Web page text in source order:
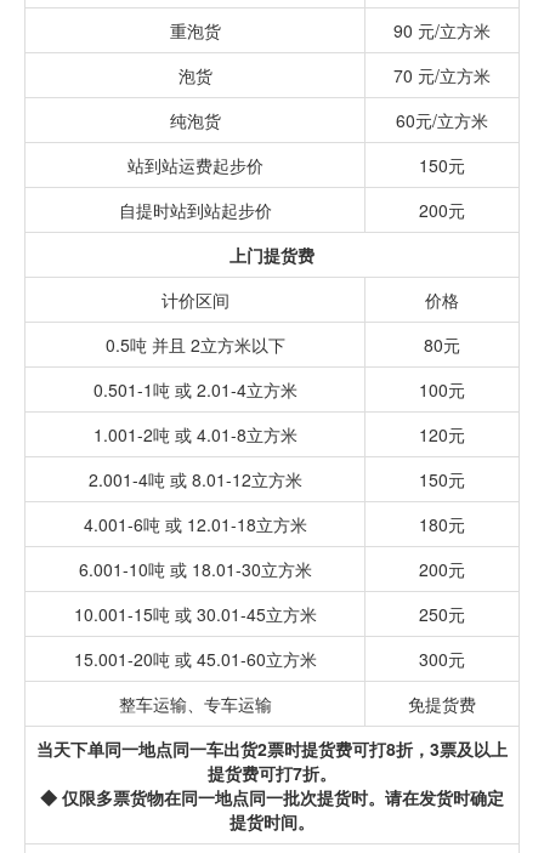
重泡货
90 元/立方米
泡货
70 元/立方米
纯泡货
60元/立方米
站到站运费起步价
150元
自提时站到站起步价
200元
上门提货费
计价区间
价格
0.5吨 并且 2立方米以下
80元
0.501-1吨 或 2.01-4立方米
100元
1.001-2吨 或 4.01-8立方米
120元
2.001-4吨 或 8.01-12立方米
150元
4.001-6吨 或 12.01-18立方米
180元
6.001-10吨 或 18.01-30立方米
200元
10.001-15吨 或 30.01-45立方米
250元
15.001-20吨 或 45.01-60立方米
300元
整车运输、专车运输
免提货费
当天下单同一地点同一车出货2票时提货费可打8折，3票及以上
提货费可打7折。
◆ 仅限多票货物在同一地点同一批次提货时。请在发货时确定
提货时间。